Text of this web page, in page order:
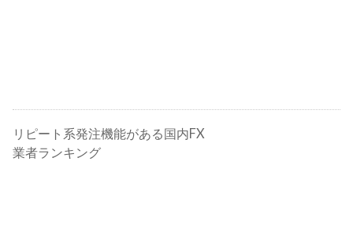
リピート系発注機能がある国内FX
業者ランキング